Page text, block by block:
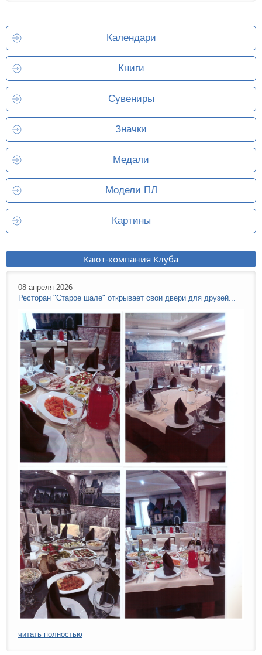
Календари
Книги
Сувениры
Значки
Медали
Модели ПЛ
Картины
Кают-компания Клуба
08 апреля 2026
Ресторан "Старое шале" открывает свои двери для друзей...
читать полностью